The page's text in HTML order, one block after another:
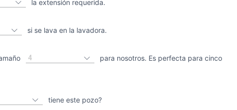
la extensión requerida.
si se lava en la lavadora.
4
para nosotros. Es perfecta para cinco
tiene este pozo?